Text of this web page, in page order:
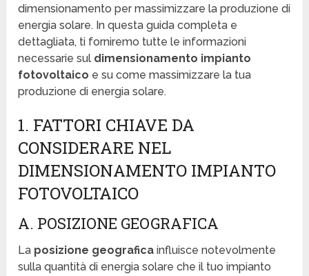
dimensionamento per massimizzare la produzione di
energia solare. In questa guida completa e
dettagliata, ti forniremo tutte le informazioni
necessarie sul dimensionamento impianto
fotovoltaico e su come massimizzare la tua
produzione di energia solare.
1. FATTORI CHIAVE DA
CONSIDERARE NEL
DIMENSIONAMENTO IMPIANTO
FOTOVOLTAICO
A. POSIZIONE GEOGRAFICA
La posizione geografica influisce notevolmente
sulla quantità di energia solare che il tuo impianto